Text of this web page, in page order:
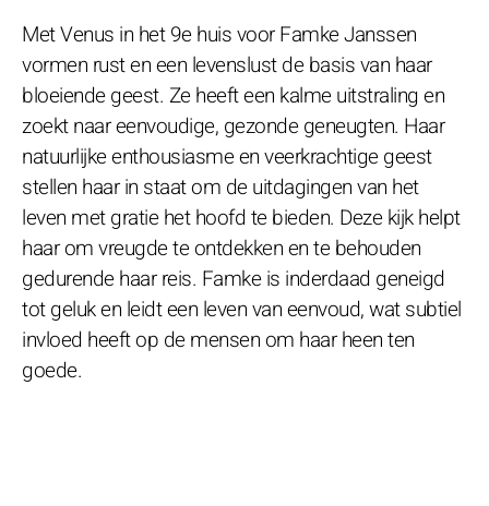
Met Venus in het 9e huis voor Famke Janssen
vormen rust en een levenslust de basis van haar
bloeiende geest. Ze heeft een kalme uitstraling en
zoekt naar eenvoudige, gezonde geneugten. Haar
natuurlijke enthousiasme en veerkrachtige geest
stellen haar in staat om de uitdagingen van het
leven met gratie het hoofd te bieden. Deze kijk helpt
haar om vreugde te ontdekken en te behouden
gedurende haar reis. Famke is inderdaad geneigd
tot geluk en leidt een leven van eenvoud, wat subtiel
invloed heeft op de mensen om haar heen ten
goede.